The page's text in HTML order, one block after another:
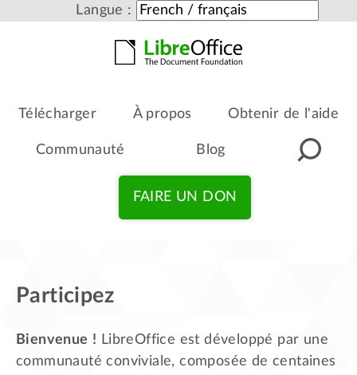
Langue :
Télécharger À propos Obtenir de l'aide
Communauté Blog
FAIRE UN DON
Participez
Bienvenue ! LibreOffice est développé par une
communauté conviviale, composée de centaines